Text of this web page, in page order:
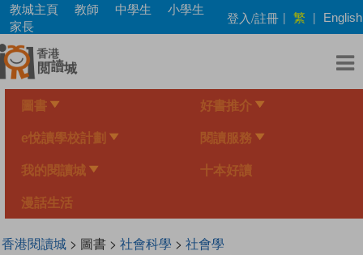
Skip
main
content
教城主頁 教師 中學生
小學生
家長
登入/註冊 | 繁 | English
圖書 好書推介
e悅讀學校計劃 閱讀服務
我的閱讀城 十本好讀
漫話生活
香港閱讀城> 圖書 > 社會科學 > 社會學